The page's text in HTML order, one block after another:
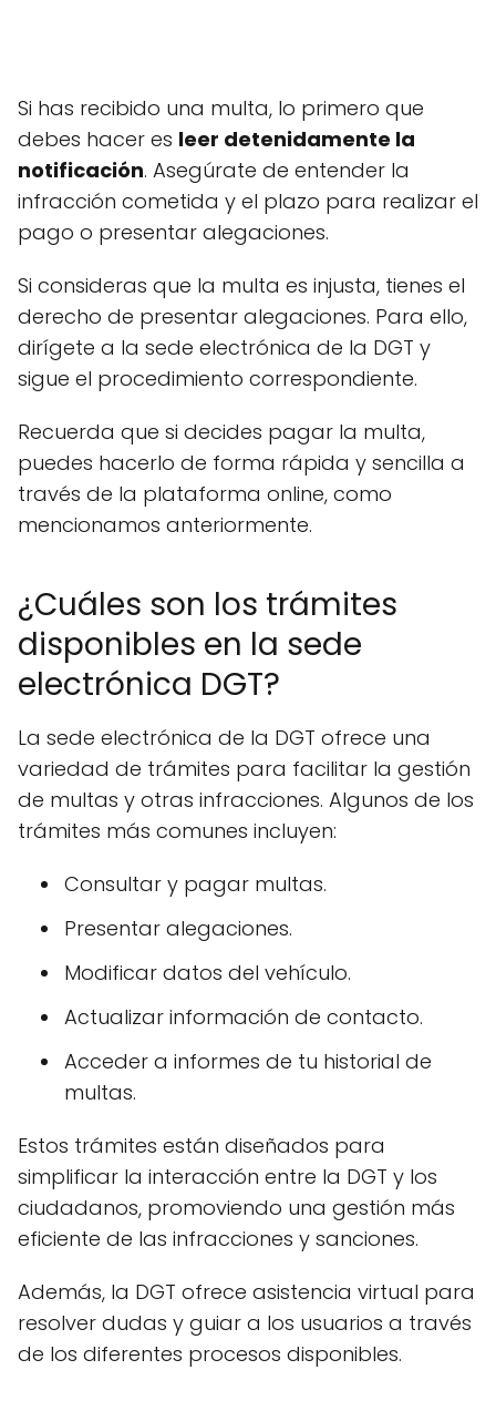
Si has recibido una multa, lo primero que
debes hacer es leer detenidamente la
notificación. Asegúrate de entender la
infracción cometida y el plazo para realizar el
pago o presentar alegaciones.
Si consideras que la multa es injusta, tienes el
derecho de presentar alegaciones. Para ello,
dirígete a la sede electrónica de la DGT y
sigue el procedimiento correspondiente.
Recuerda que si decides pagar la multa,
puedes hacerlo de forma rápida y sencilla a
través de la plataforma online, como
mencionamos anteriormente.
¿Cuáles son los trámites
disponibles en la sede
electrónica DGT?
La sede electrónica de la DGT ofrece una
variedad de trámites para facilitar la gestión
de multas y otras infracciones. Algunos de los
trámites más comunes incluyen:
Consultar y pagar multas.
Presentar alegaciones.
Modificar datos del vehículo.
Actualizar información de contacto.
Acceder a informes de tu historial de
multas.
Estos trámites están diseñados para
simplificar la interacción entre la DGT y los
ciudadanos, promoviendo una gestión más
eficiente de las infracciones y sanciones.
Además, la DGT ofrece asistencia virtual para
resolver dudas y guiar a los usuarios a través
de los diferentes procesos disponibles.